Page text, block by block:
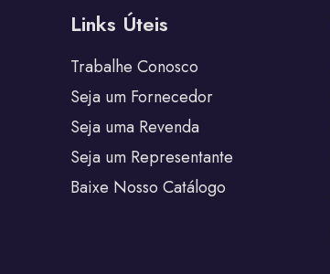
Links Úteis
Trabalhe Conosco
Seja um Fornecedor
Seja uma Revenda
Seja um Representante
Baixe Nosso Catálogo